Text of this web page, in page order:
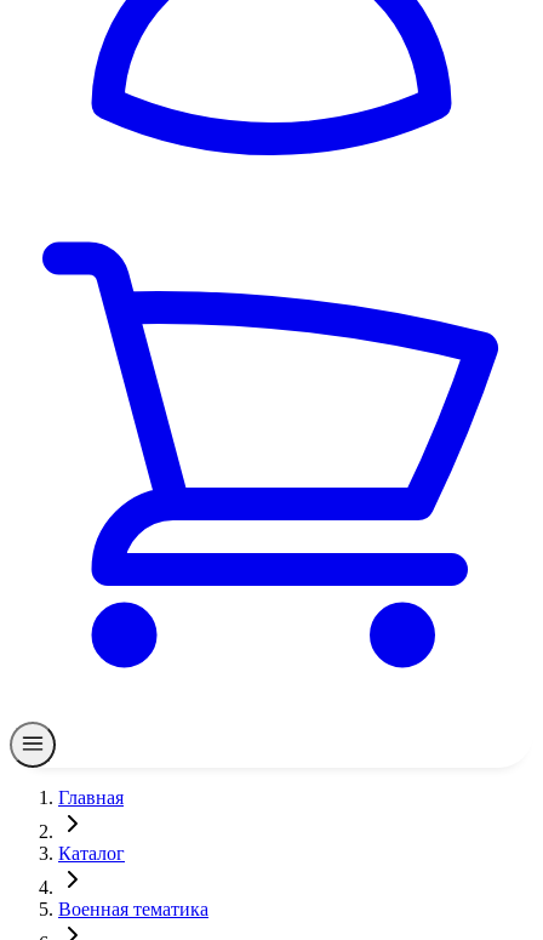
Главная
Каталог
Военная тематика